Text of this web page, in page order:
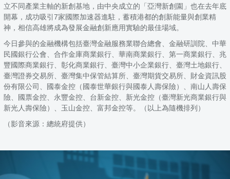
立不同產業主軸的新創基地，由中央成立的「亞灣新創園」也在去年底
開幕，成功吸引7家國際加速器進駐，蓄積港都的創新能量與創業精
神，相信高雄將成為發展金融創新應用實驗的最佳場域。
今日參與的金融機構包括臺灣金融服務業聯合總會、金融研訓院、中華
民國銀行公會、合作金庫商業銀行、華南商業銀行、第一商業銀行、兆
豐國際商業銀行、彰化商業銀行、臺灣中小企業銀行、臺灣土地銀行、
臺灣證券交易所、臺灣集中保管結算所、臺灣期貨交易所、財金資訊股
份有限公司、國泰金控（國泰世華銀行與國泰人壽保險）、南山人壽保
險、國票金控、永豐金控、台新金控、新光金控（臺灣新光商業銀行與
新光人壽保險）、玉山金控、富邦金控等。（以上為隨機排列）
（影音來源：總統府提供）